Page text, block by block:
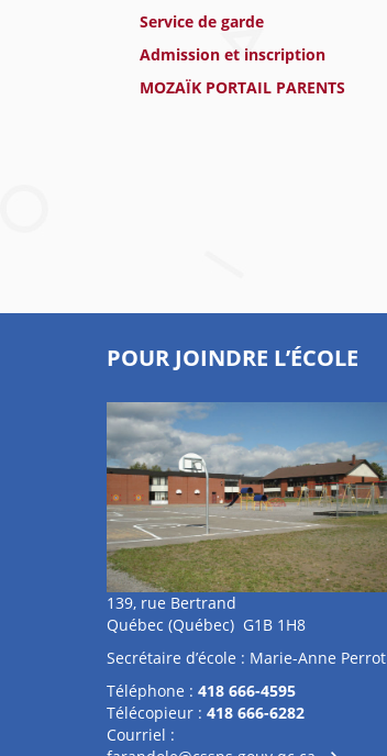
Service de garde
Admission et inscription
MOZAÏK PORTAIL PARENTS
POUR JOINDRE L’ÉCOLE
139, rue Bertrand
Québec (Québec) G1B 1H8
Secrétaire d’école : Marie-Anne Perrot
Téléphone : 418 666-4595
Télécopieur : 418 666-6282
Courriel :